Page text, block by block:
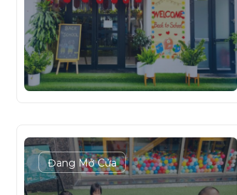
Đang Mở Cửa